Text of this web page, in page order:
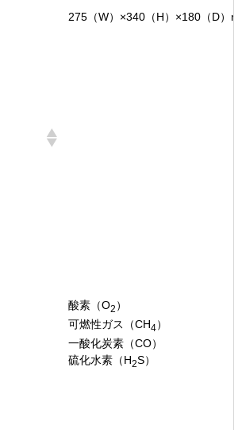
275（W）×340（H）×180（D）
酸素（O2 ）
可燃性ガス（CH4）
一酸化炭素（CO）
硫化水素（H2S）